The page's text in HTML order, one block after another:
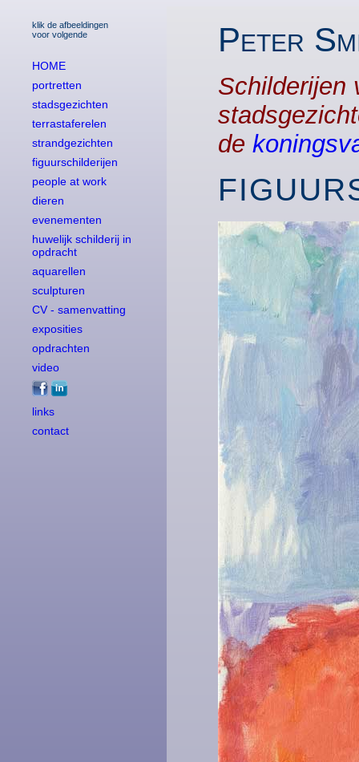
klik de afbeeldingen
voor volgende
HOME
portretten
stadsgezichten
terrastaferelen
strandgezichten
figuurschilderijen
people at work
dieren
evenementen
huwelijk schilderij in
opdracht
aquarellen
sculpturen
CV - samenvatting
exposities
opdrachten
video
links
contact
Peter
Schilderijen
de